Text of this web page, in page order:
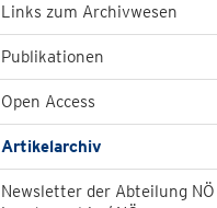
Links zum Archivwesen
Publikationen
Open Access
Artikelarchiv
Newsletter der Abteilung NÖ